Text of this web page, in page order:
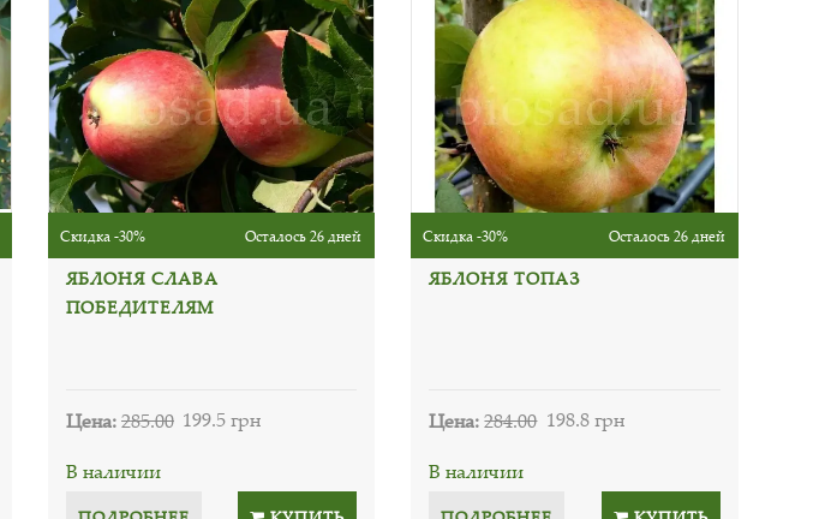
Скидка -30% Осталось 26 дней
ЯБЛОНЯ СЛАВА
ПОБЕДИТЕЛЯМ
Цена:285.00 199.5 грн
В наличии
Скидка -30% Осталось 26 дней
ЯБЛОНЯ ТОПАЗ
Цена:284.00 198.8 грн
В наличии